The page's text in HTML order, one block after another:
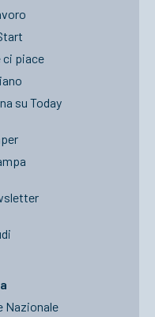
ci piace
su Today
Nazionale